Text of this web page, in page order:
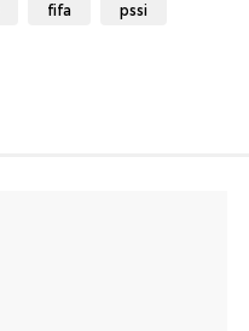
fifa pssi